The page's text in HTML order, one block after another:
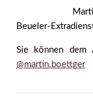
Beueler-
Sie können dem
@martin.boettger